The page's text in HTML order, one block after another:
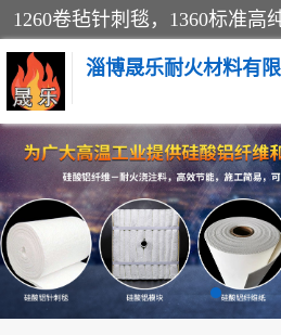
淄博晟乐耐火材料有
硅酸铝挡渣棉
硅酸铝挡火板
含锆毯